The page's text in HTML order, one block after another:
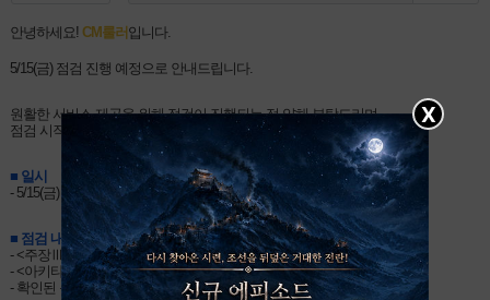
안녕하세요! CM룰러 입니다.
5/15(금) 점검 진행 예정으로 안내드립니다.
원활한 서비스 제공을 위해 점검이 진행되는 점 양해 부탁드리며,
점검 시작 전 안전하게 게임을 종료해 주시기 바랍니다.
■ 일시
- 5/15(금) 10:30 ~ 15:00
■ 점검 내용
- <주장Ⅲ 신영장후계전 아키타입 인셉션> (후편)
- <아키타입 인셉션 픽업3>
- 확인된 문제 사항 수정
X